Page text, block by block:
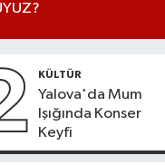
KÜLTÜR
Yalova'da Mum
Işığında Konser
Keyfi